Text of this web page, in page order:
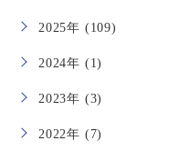
2025年 (109)
2024年 (1)
2023年 (3)
2022年 (7)